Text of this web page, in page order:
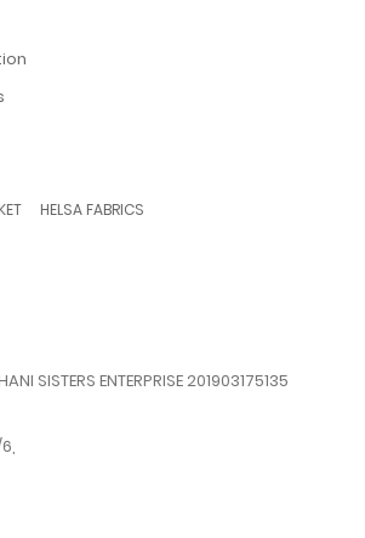
HELSA FABRICS
SISTERS ENTERPRISE 201903175135